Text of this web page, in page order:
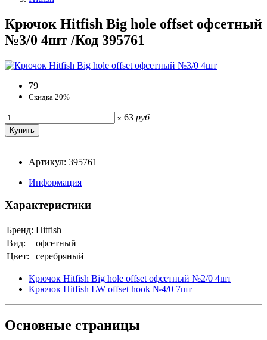
Крючок Hitfish Big hole offset офсетный
№3/0 4шт /Код 395761
79
Скидка 20%
x 63 руб
Артикул: 395761
Информация
Характеристики
Бренд: Hitfish
Вид:
офсетный
Цвет:
серебряный
Крючок Hitfish Big hole offset офсетный №2/0 4шт
Крючок Hitfish LW offset hook №4/0 7шт
Основные страницы